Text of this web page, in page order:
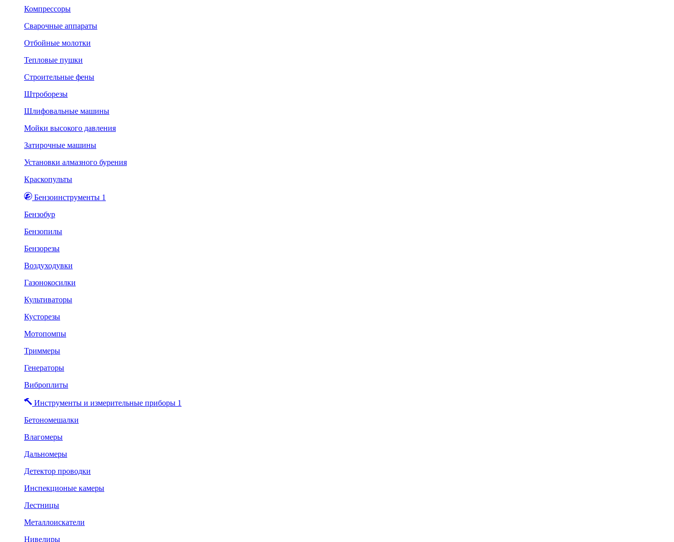
Компрессоры
Сварочные аппараты
Отбойные молотки
Тепловые пушки
Строительные фены
Штроборезы
Шлифовальные машины
Мойки высокого давления
Затирочные машины
Установки алмазного бурения
Краскопульты
Бензоинструменты 1
Бензобур
Бензопилы
Бензорезы
Воздуходувки
Газонокосилки
Культиваторы
Кусторезы
Мотопомпы
Триммеры
Генераторы
Виброплиты
Инструменты и измерительные приборы 1
Бетономешалки
Влагомеры
Дальномеры
Детектор проводки
Инспекционые камеры
Лестницы
Металлоискатели
Нивелиры